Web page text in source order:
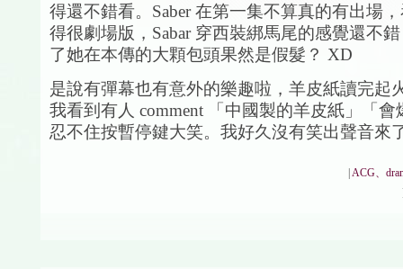
得還不錯看。Saber 在第一集不算真的有出場
得很劇場版，Sabar 穿西裝綁馬尾的感覺還不
了她在本傳的大顆包頭果然是假髮？ XD
是說有彈幕也有意外的樂趣啦，羊皮紙讀完起
我看到有人 comment 「中國製的羊皮紙」「會
忍不住按暫停鍵大笑。我好久沒有笑出聲音來
|ACG、